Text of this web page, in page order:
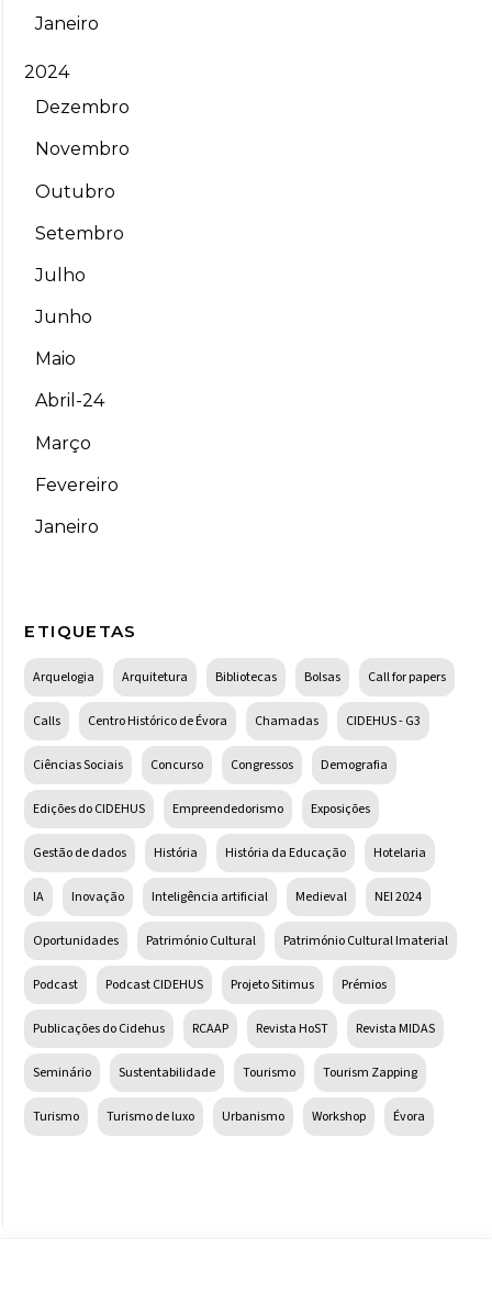
Janeiro
2024
Dezembro
Novembro
Outubro
Setembro
Julho
Junho
Maio
Abril-24
Março
Fevereiro
Janeiro
ETIQUETAS
Arquelogia Arquitetura Bibliotecas Bolsas Call for papers
Calls Centro Histórico de Évora Chamadas CIDEHUS - G3
Ciências Sociais Concurso Congressos Demografia
Edições do CIDEHUS Empreendedorismo Exposições
Gestão de dados História História da Educação Hotelaria
IA Inovação Inteligência artificial Medieval NEI 2024
Oportunidades Património Cultural Património Cultural Imaterial
Podcast Podcast CIDEHUS Projeto Sitimus Prémios
Publicações do Cidehus RCAAP Revista HoST Revista MIDAS
Seminário Sustentabilidade Tourismo Tourism Zapping
Turismo Turismo de luxo Urbanismo Workshop Évora